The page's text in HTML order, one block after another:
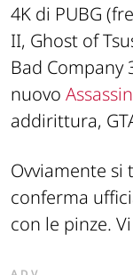
4K di PUBG
II, Ghost of
Bad Company
nuovo
addirittura,
Ovviamente si
conferma
con le pinze.